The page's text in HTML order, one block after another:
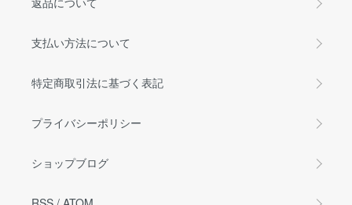
支払い方法について
特定商取引法に基づく表記
プライバシーポリシー
ショップブログ